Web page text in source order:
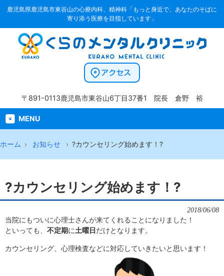
鹿児島県鹿児島市東谷山の心療内科、精神科「もっと身近で、あなたのそばに
寄り添う医療を目指しています」
〒891-0113鹿児島市東谷山6丁目37番1 院長 倉野 裕
MENU
ホーム お知らせ ?カウンセリング始めます！?
?カウンセリング始めます！?
2018/06/08
当院にもついに心理士さんが来てくれることになりました！
といっても、 不定期に土曜日だけとなります。
カウンセリング、心理検査などに対応していきたいと思います！